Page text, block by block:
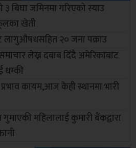
३ बिघा जमिनमा गरिएको स्याउ
खेती
लागुऔषधसहित २० जना पक्राउ
लेख्न दबाब दिँदै अमेरिकाबाट
धम्की
कायम,आज केही स्थानमा भारी
महिलालाई कुमारी बैंकद्वारा